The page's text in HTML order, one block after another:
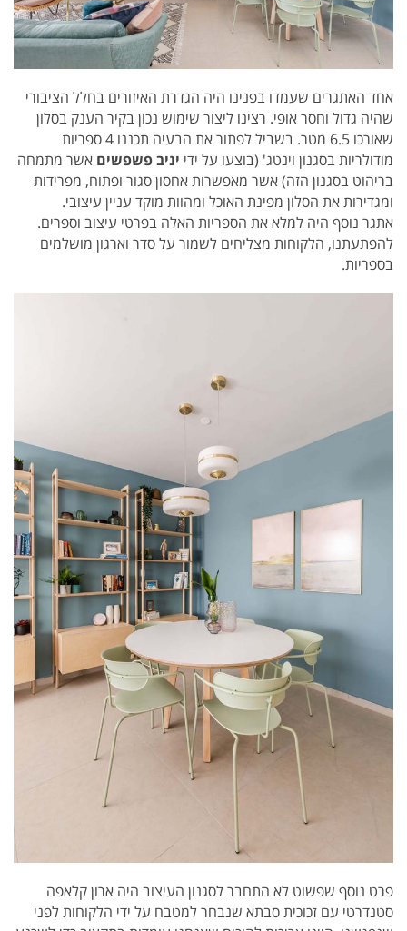
אחד האתגרים שעמדו בפנינו היה הגדרת האיזורים בחלל הציבורי
שהיה גדול וחסר אופי. רצינו ליצור שימוש נכון בקיר הענק בסלון
שאורכו 6.5 מטר. בשביל לפתור את הבעיה תכננו 4 ספריות
מודולריות בסגנון וינטג' (בוצעו על ידי יניב פשפשים אשר מתמחה
בריהוט בסגנון הזה) אשר מאפשרות אחסון סגור ופתוח, מפרידות
ומגדירות את הסלון מפינת האוכל ומהוות מוקד עניין עיצובי.
אתגר נוסף היה למלא את הספריות האלה בפרטי עיצוב וספרים.
להפתעתנו, הלקוחות מצליחים לשמור על סדר וארגון מושלמים
בספריות.
פרט נוסף שפשוט לא התחבר לסגנון העיצוב היה ארון קלאפה
סטנדרטי עם זכוכית סבתא שנבחר למטבח על ידי הלקוחות לפני